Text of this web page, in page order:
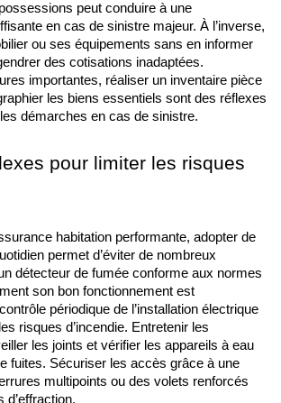
peut conduire à une
en cas de sinistre majeur. À l’inverse,
ou ses équipements sans en informer
des cotisations inadaptées.
importantes, réaliser un inventaire pièce
les biens essentiels sont des réflexes
démarches en cas de sinistre.
pour limiter les risques
habitation performante, adopter de
permet d’éviter de nombreux
détecteur de fumée conforme aux normes
son bon fonctionnement est
périodique de l’installation électrique
risques d’incendie. Entretenir les
les joints et vérifier les appareils à eau
fuites. Sécuriser les accès grâce à une
multipoints ou des volets renforcés
d’effraction.